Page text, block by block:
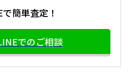
簡単査定！
でのご相談